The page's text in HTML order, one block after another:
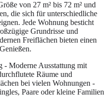
von 27 m² bis 72 m² und
die sich für unterschiedliche
Jede Wohnung besticht
Grundrisse und
Freiflächen bieten einen
- Moderne Ausstattung mit
Räume und
bei vielen Wohnungen -
Paare oder kleine Familien